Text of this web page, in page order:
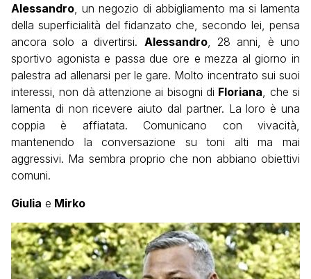
Alessandro , un negozio di abbigliamento ma si lamenta
della superficialità del fidanzato che, secondo lei, pensa
ancora solo a divertirsi. Alessandro, 28 anni, è uno
sportivo agonista e passa due ore e mezza al giorno in
palestra ad allenarsi per le gare. Molto incentrato sui suoi
interessi, non dà attenzione ai bisogni di Floriana , che si
lamenta di non ricevere aiuto dal partner. La loro è una
coppia è affiatata. Comunicano con vivacità,
mantenendo la conversazione su toni alti ma mai
aggressivi. Ma sembra proprio che non abbiano obiettivi
comuni.
Giulia e Mirko